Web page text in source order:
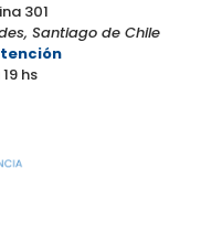
301
Santiago de Chile
hs